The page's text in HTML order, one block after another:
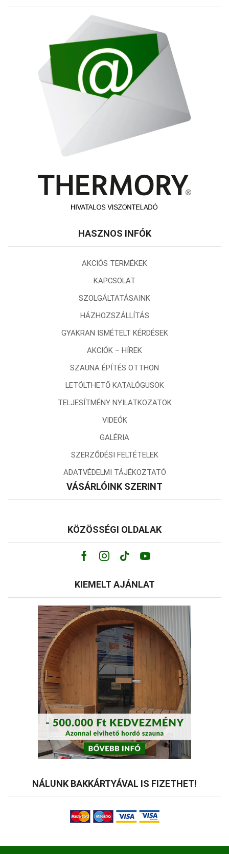
HASZNOS INFÓK
AKCIÓS TERMÉKEK
KAPCSOLAT
SZOLGÁLTATÁSAINK
HÁZHOZSZÁLLÍTÁS
GYAKRAN ISMÉTELT KÉRDÉSEK
AKCIÓK – HÍREK
SZAUNA ÉPÍTÉS OTTHON
LETÖLTHETŐ KATALÓGUSOK
TELJESÍTMÉNY NYILATKOZATOK
VIDEÓK
GALÉRIA
SZERZŐDÉSI FELTÉTELEK
ADATVÉDELMI TÁJÉKOZTATÓ
VÁSÁRLÓINK SZERINT
KÖZÖSSÉGI OLDALAK
Facebook
Instagram
Tik-
tok
Youtube
KIEMELT AJÁNLAT
NÁLUNK BAKKÁRTYÁVAL IS FIZETHET!